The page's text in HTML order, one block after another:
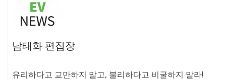
남태화 편집장
유리하다고 교만하지 말고, 불리하다고 비굴하지 말라!